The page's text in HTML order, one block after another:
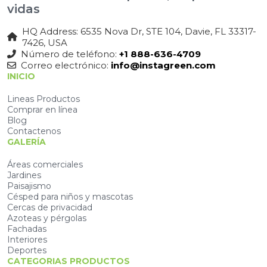
vidas
HQ Address: 6535 Nova Dr, STE 104, Davie, FL 33317-
7426, USA
Número de teléfono: +1 888-636-4709
Correo electrónico: info@instagreen.com
INICIO
Lineas Productos
Comprar en línea
Blog
Contactenos
GALERÍA
Áreas comerciales
Jardines
Paisajismo
Césped para niños y mascotas
Cercas de privacidad
Azoteas y pérgolas
Fachadas
Interiores
Deportes
CATEGORIAS PRODUCTOS